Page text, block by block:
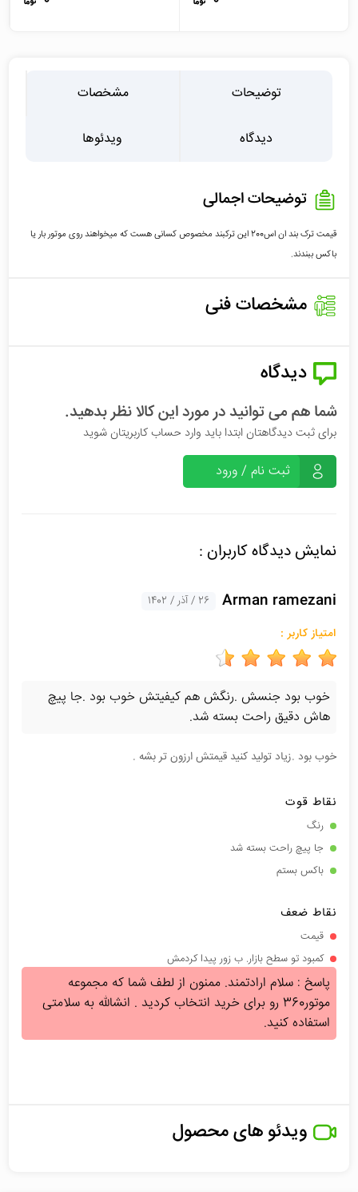
توضیحات مشخصات
دیدگاه ویدئوها
توضیحات اجمالی
قیمت ترک بند ان اس200 این ترکبند مخصوص کسانی هست که میخواهند روی موتور بار یا
باکس ببندند.
مشخصات فنی
دیدگاه
شما هم می توانید در مورد این کالا نظر بدهید.
برای ثبت دیدگاهتان ابتدا باید وارد حساب کاربریتان شوید
ثبت نام / ورود
نمایش دیدگاه کاربران :
Arman ramezani 26 / آذر / 1402
امتیاز کاربر :
خوب بود جنسش .رنگش هم کیفیتش خوب بود .جا پیچ
هاش دقیق راحت بسته شد.
خوب بود .زیاد تولید کنید قیمتش ارزون تر بشه .
نقاط قوت
رنگ
جا پیچ راحت بسته شد
باکس بستم
نقاط ضعف
قیمت
کمبود تو سطح بازار. ب زور پیدا کردمش
پاسخ : سلام ارادتمند. ممنون از لطف شما که مجموعه
موتور360 رو برای خرید انتخاب کردید . انشالله به سلامتی
استفاده کنید.
ویدئو های محصول